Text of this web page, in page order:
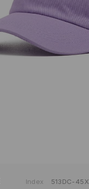
Index 513DC-45X